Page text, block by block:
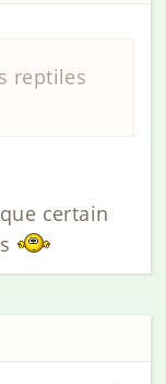
reptiles
certain